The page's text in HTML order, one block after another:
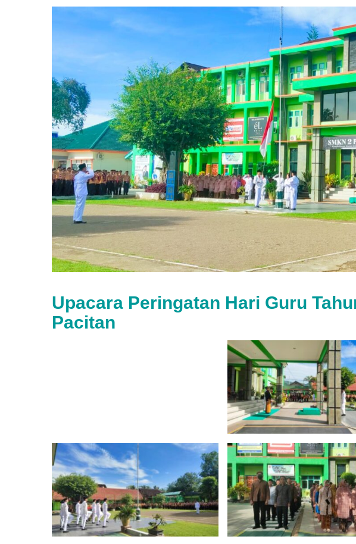
Upacara Peringatan Hari Guru
Pacitan